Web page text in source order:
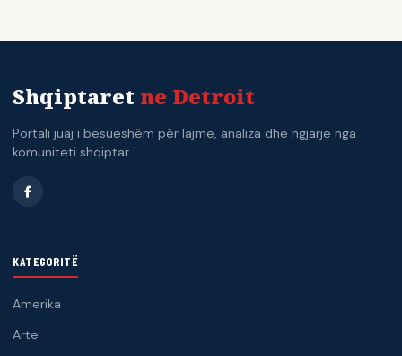
Shqiptaret ne Detroit
Portali juaj i besueshëm për lajme, analiza dhe ngjarje nga
komuniteti shqiptar.
KATEGORITË
Amerika
Arte